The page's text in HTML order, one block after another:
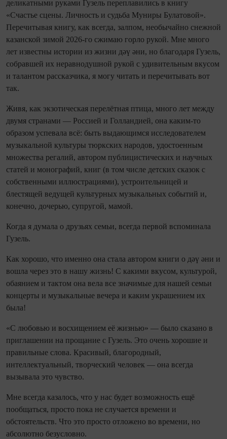
деликатными руками Гузель переплавились в книгу
«Счастье сцены. Личность и судьба Муниры Булатовой».
Перечитывая книгу, как всегда, залпом, необычайно снежной
казанской зимой 2026-го сжимаю горло рукой. Мне много
лет известны истории из жизни дәү әни, но благодаря Гузель,
собравшей их неравнодушной рукой с удивительным вкусом
и талантом рассказчика, я могу читать и перечитывать вот
так.
Живя, как экзотическая перелётная птица, много лет между
двумя странами — Россией и Голландией, она каким-то
образом успевала всё: быть выдающимся исследователем
музыкальной культуры тюркских народов, удостоенным
множества регалий, автором публицистических и научных
статей и монографий, книг (в том числе детских сказок с
собственными иллюстрациями), устроительницей и
блестящей ведущей культурных музыкальных событий и,
конечно, дочерью, супругой, мамой.
Когда я думала о друзьях семьи, всегда первой вспоминала
Гузель.
Как хорошо, что именно она стала автором книги о дәү әни и
вошла через это в нашу жизнь! С какими вкусом, культурой,
обаянием и тактом она вела все значимые для нашей семьи
концерты и музыкальные вечера и каким украшением их
была!
«С любовью и восхищением её жизнью» — было сказано в
приглашении на прощание с Гузель. Это очень хорошие и
правильные слова. Красивый, благородный,
интеллектуальный, творческий человек — она всегда
вызывала это чувство.
Мне всегда казалось, что у нас будет возможность ещё
пообщаться, просто пока не случается времени и
обстоятельств. Что это просто отложено во времени, но
абсолютно безусловно.